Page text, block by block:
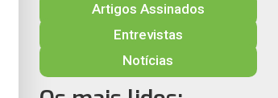
Artigos Assinados
Entrevistas
Notícias